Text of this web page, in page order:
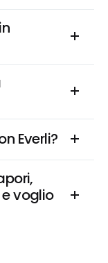
Everli?
e voglio